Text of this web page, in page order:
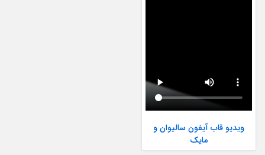
ویدیو قاب آیفون سالیوان و
مایک